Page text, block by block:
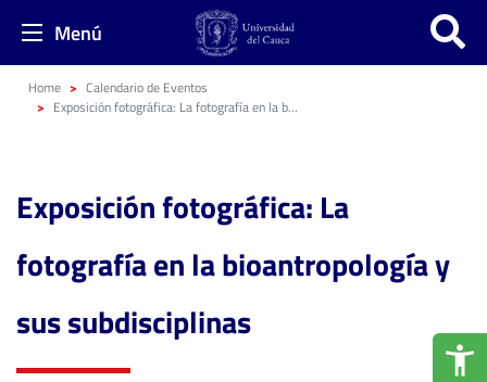
Menú
Home
Calendario de Eventos
Exposición fotográfica: La fotografía en la bioantropología y sus subdisciplinas
Exposición fotográfica: La
fotografía en la bioantropología y
sus subdisciplinas